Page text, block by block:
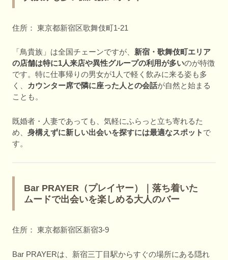
住所： 東京都新宿区歌舞伎町1-21
「鳥貴族」は全国チェーンですが、 新宿・歌舞伎町エリア
の店舗は特に1人来店や異性グループの利用が多いのが特徴
です。特に仕事帰りの男女が1人で軽く飲みに来る姿も多
く、
カウンター席で隣に座った人との会話が自然と始まる
ことも。
既婚者・人妻であっても、気軽にふらっと立ち寄れるた
め、 身構えずに新しい出会いを探すには最適なスポット で
す。
Bar PRAYER（プレイヤー）｜落ち着いた
ムードで出会いを楽しめる大人のバー
住所： 東京都新宿区新宿3-9
Bar PRAYERは、新宿三丁目駅からすぐの場所にある隠れ